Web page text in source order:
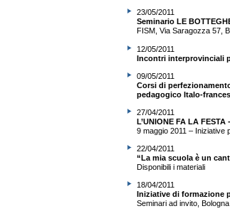
23/05/2011
Seminario LE
FISM, Via Saragozza 57,
12/05/2011
Incontri interprovinciali
09/05/2011
Corsi di
pedagogico Italo-
27/04/2011
L’UNIONE FA LA
9 maggio 2011 – Iniziative
22/04/2011
“La mia scuola è un
Disponibili i materiali
18/04/2011
Iniziative di formazione
Seminari ad invito,